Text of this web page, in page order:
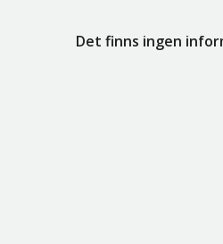
Det finns ingen